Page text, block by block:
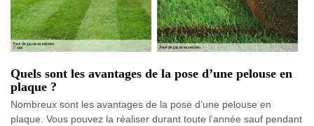
Quels sont les avantages de la pose d’une pelouse en
plaque ?
Nombreux sont les avantages de la pose d’une pelouse en
plaque. Vous pouvez la réaliser durant toute l’année sauf pendant